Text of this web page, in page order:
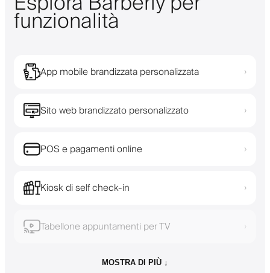
funzionalità
App mobile brandizzata personalizzata ›
Sito web brandizzato personalizzato ›
POS e pagamenti online ›
Kiosk di self check-in ›
Tabellone appuntamenti per TV ›
MOSTRA DI PIÙ ↓